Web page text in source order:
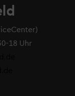
18 Uhr